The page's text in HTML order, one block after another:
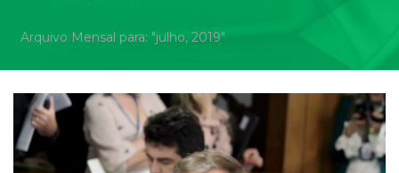
Arquivo Mensal para: "julho, 2019"